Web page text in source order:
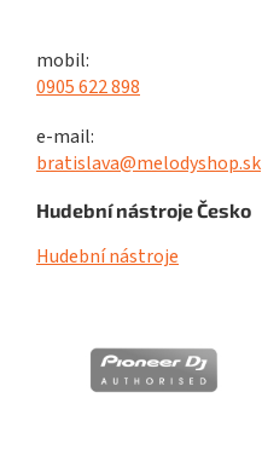
mobil:
0905 622 898
e-mail:
bratislava@melodyshop.sk
Hudební nástroje Česko
Hudební nástroje